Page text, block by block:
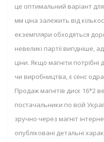
це оптимальний варіант
мм ціна залежить від
екземпляри обходяться
невеликі партії вигідніше,
ціни. Якщо магніти
чи виробництва, є сенс
Продаж магнітів диск 16*2
постачальники по всій
зручно через магніт
опубліковані детальні